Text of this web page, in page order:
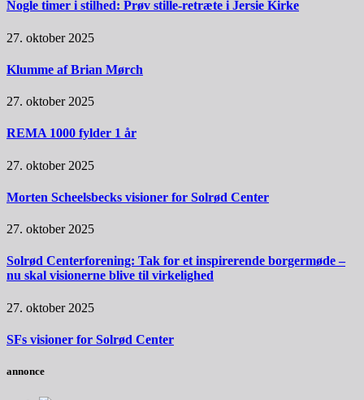
Nogle timer i stilhed: Prøv stille-retræte i Jersie Kirke
27. oktober 2025
Klumme af Brian Mørch
27. oktober 2025
REMA 1000 fylder 1 år
27. oktober 2025
Morten Scheelsbecks visioner for Solrød Center
27. oktober 2025
Solrød Centerforening: Tak for et inspirerende borgermøde –
nu skal visionerne blive til virkelighed
27. oktober 2025
SFs visioner for Solrød Center
annonce